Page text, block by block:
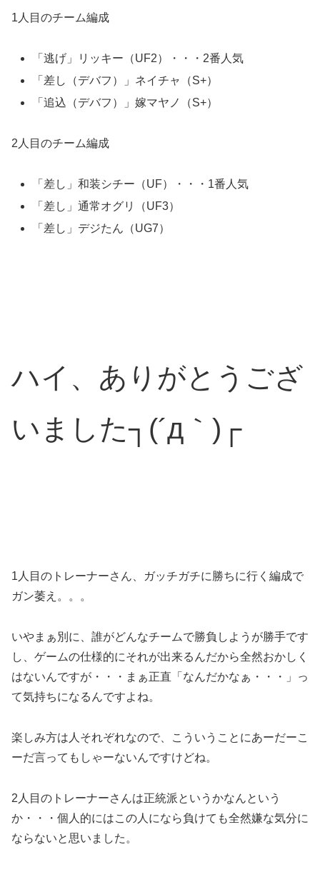
1人目のチーム編成
「逃げ」リッキー（UF2）・・・2番人気
「差し（デバフ）」ネイチャ（S+）
「追込（デバフ）」嫁マヤノ（S+）
2人目のチーム編成
「差し」和装シチー（UF）・・・1番人気
「差し」通常オグリ（UF3）
「差し」デジたん（UG7）
ハイ、ありがとうござ
いました┐(´д｀)┌
1人目のトレーナーさん、ガッチガチに勝ちに行く編成で
ガン萎え。。。
いやまぁ別に、誰がどんなチームで勝負しようが勝手です
し、ゲームの仕様的にそれが出来るんだから全然おかしく
はないんですが・・・まぁ正直「なんだかなぁ・・・」っ
て気持ちになるんですよね。
楽しみ方は人それぞれなので、こういうことにあーだーこ
ーだ言ってもしゃーないんですけどね。
2人目のトレーナーさんは正統派というかなんという
か・・・個人的にはこの人になら負けても全然嫌な気分に
ならないと思いました。